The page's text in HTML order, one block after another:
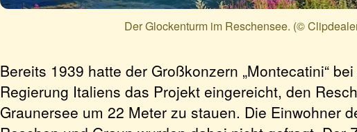
Der Glockenturm im Reschensee. (©
Bereits 1939 hatte der Großkonzern „Montecatini“
Regierung Italiens das Projekt eingereicht, den
Graunersee um 22 Meter zu stauen. Die Einwohner